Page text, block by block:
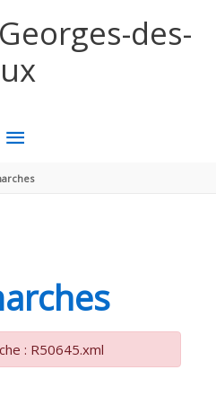
des-
MENU
PRINCIPAL
: R50645.xml